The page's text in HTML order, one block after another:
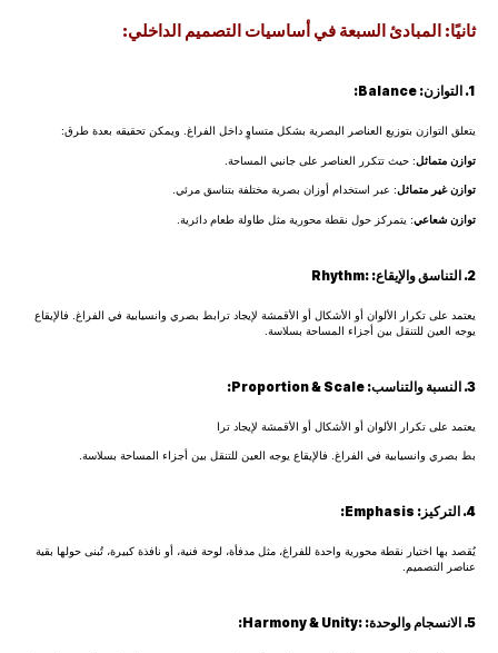
ثانيًا: المبادئ السبعة في أساسيات التصميم الداخلي:
1. التوازن: Balance:
يتعلق التوازن بتوزيع العناصر البصرية بشكل متساوٍ داخل الفراغ. ويمكن تحقيقه بعدة طرق:
توازن متماثل: حيث تتكرر العناصر على جانبي المساحة.
توازن غير متماثل: عبر استخدام أوزان بصرية مختلفة بتناسق مرئي.
توازن شعاعي: يتمركز حول نقطة محورية مثل طاولة طعام دائرية.
2. التناسق والإيقاع: :Rhythm
يعتمد على تكرار الألوان أو الأشكال أو الأقمشة لإيجاد ترابط بصري وانسيابية في الفراغ. فالإيقاع
يوجه العين للتنقل بين أجزاء المساحة بسلاسة.
3. النسبة والتناسب: Proportion & Scale:
يعتمد على تكرار الألوان أو الأشكال أو الأقمشة لإيجاد ترا
بط بصري وانسيابية في الفراغ. فالإيقاع يوجه العين للتنقل بين أجزاء المساحة بسلاسة.
4. التركيز: Emphasis:
يُقصد بها اختيار نقطة محورية واحدة للفراغ، مثل مدفأة، لوحة فنية، أو نافذة كبيرة، تُبنى حولها بقية
عناصر التصميم.
5. الانسجام والوحدة: :Harmony & Unity: